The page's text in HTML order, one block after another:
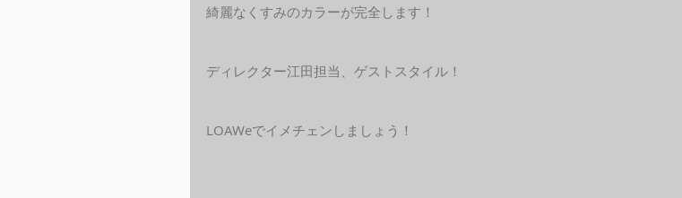
綺麗なくすみのカラーが完全します！
ディレクター江田担当、ゲストスタイル！
LOAWeでイメチェンしましょう！